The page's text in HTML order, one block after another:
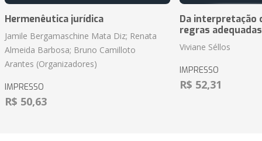
Hermenêutica jurídica
Jamile Bergamaschine Mata Diz; Renata
Almeida Barbosa; Bruno Camilloto
Arantes (Organizadores)
IMPRESSO
R$ 50,63
Da interpretação
regras
Viviane Séllos
IMPRESSO
R$ 52,31